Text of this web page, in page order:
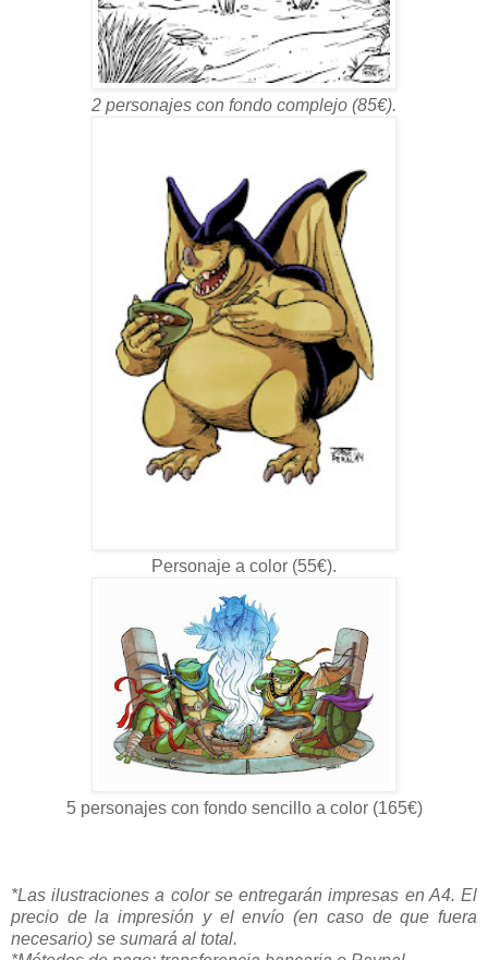
2 personajes con fondo complejo (85€).
Personaje a color (55€).
5 personajes con fondo sencillo a color (165€)
*Las ilustraciones a color se entregarán impresas en A4. El
precio de la impresión y el envío (en caso de que fuera
necesario) se sumará al total.